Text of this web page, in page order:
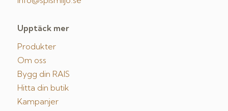
Upptäck mer
Produkter
Om oss
Bygg din RAIS
Hitta din butik
Kampanjer